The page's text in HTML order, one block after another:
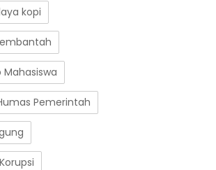
kopi
Mahasiswa
Pemerintah